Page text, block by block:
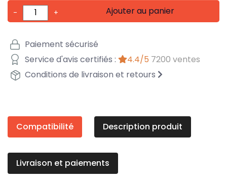
- + Ajouter au panier
Paiement sécurisé
Service d'avis certifiés :
4.4/5 7200 ventes
Conditions de livraison et retours
Compatibilité Description produit
Livraison et paiements